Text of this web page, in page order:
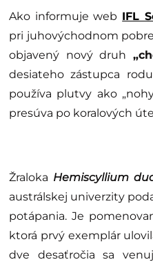
Ako informuje web IFL
pri juhovýchodnom
objavený nový druh
desiateho zástupca
používa plutvy ako
presúva po koralových
Žraloka Hemiscyllium
austrálskej univerzity
potápania. Je
ktorá prvý exemplár
dve desaťročia sa